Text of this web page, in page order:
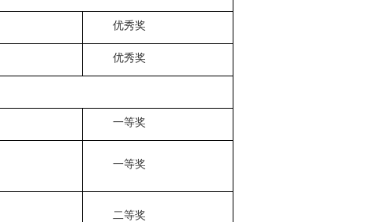
优秀奖
优秀奖
一等奖
一等奖
二等奖